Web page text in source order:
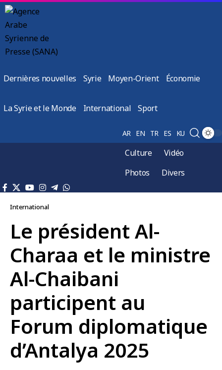
Dernières nouvelles Syrie Moyen-Orient Économie
La Syrie et le Monde International Sport
AR EN TR ES KU
Culture
Vidéo
Photos
Divers
International
Le président Al-
Charaa et le ministre
Al-Chaibani
participent au
Forum diplomatique
d’Antalya 2025